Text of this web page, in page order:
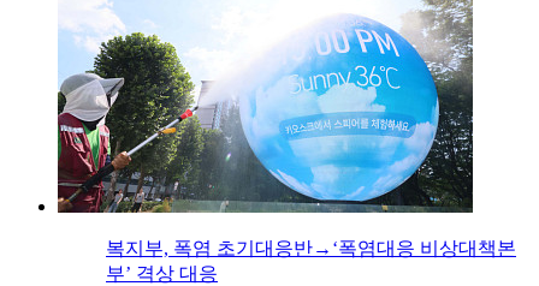
복지부, 폭염 초기대응반→‘폭염대응 비상대책본
부’ 격상 대응